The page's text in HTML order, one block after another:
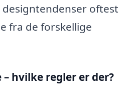
oftest
fra de forskellige
hvilke regler er der?